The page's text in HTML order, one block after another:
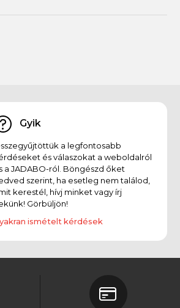
Gyik
a legfontosabb
és válaszokat a weboldalról
a JADABO-ról. Böngészd őket
szerint, ha esetleg nem találod,
kerestél, hívj minket vagy írj
Görbüljön!
ismételt kérdések